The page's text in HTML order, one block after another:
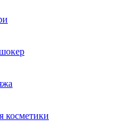
косметики